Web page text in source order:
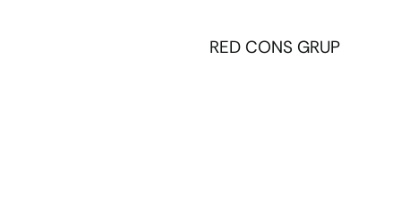
RED CONS GRUP